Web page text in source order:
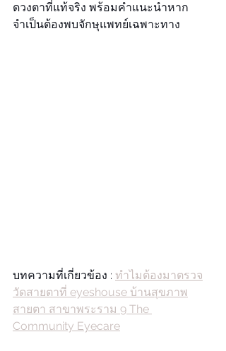
ดวงตาที่แท้จริง พร้อมคำแนะนำหาก
จำเป็นต้องพบจักษุแพทย์เฉพาะทาง
บทความที่เกี่ยวข้อง : ทำไมต้องมาตรวจ
วัดสายตาที่ eyeshouse บ้านสุขภาพ
สายตา สาขาพระราม 9 The
Community Eyecare